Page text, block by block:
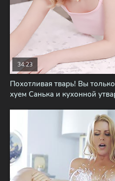
Похотливая тварь! Вы
хуем Санька и кухонной
34:23